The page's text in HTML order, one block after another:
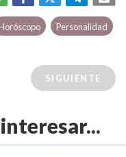
Horóscopo
Personalidad
SIGUIENTE